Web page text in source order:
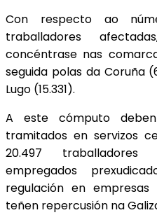
Con respecto ao
traballadores
concéntrase nas
seguida polas da Coruña
Lugo (15.331).
A este cómputo deben
tramitados en servizos
20.497
empregados
regulación en
teñen repercusión na